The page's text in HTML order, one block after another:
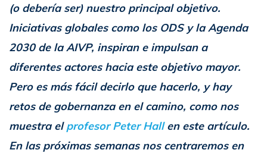
(o debería ser) nuestro principal objetivo.
Iniciativas globales como los ODS y la Agenda
2030 de la AIVP, inspiran e impulsan a
diferentes actores hacia este objetivo mayor.
Pero es más fácil decirlo que hacerlo, y hay
retos de gobernanza en el camino, como nos
muestra elprofesor Peter Hallen este artículo.
En las próximas semanas nos centraremos en